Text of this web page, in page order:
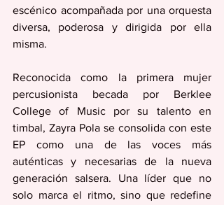
escénico acompañada por una orquesta
diversa, poderosa y dirigida por ella
misma.
Reconocida como la primera mujer
percusionista becada por Berklee
College of Music por su talento en
timbal, Zayra Pola se consolida con este
EP como una de las voces más
auténticas y necesarias de la nueva
generación salsera. Una líder que no
solo marca el ritmo, sino que redefine